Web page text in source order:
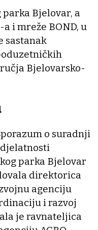
Bjelovar, a
i mreže BOND, u
sastanak
Bjelovarsko-
o suradnji
parka Bjelovar
direktorica
agenciju
i razvoj
je ravnateljica